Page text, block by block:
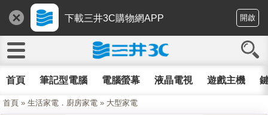
下載三井3C購物網APP 開啟
首頁 筆記型電腦 電腦螢幕 液晶電視 遊戲主機
首頁 » 生活家電．廚房家電 » 大型家電